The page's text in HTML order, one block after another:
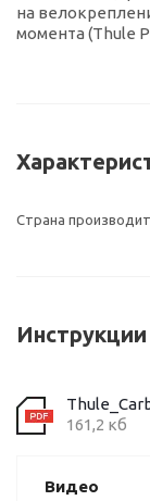
на
момента (Thule
Страна
161,2 кб
Видео